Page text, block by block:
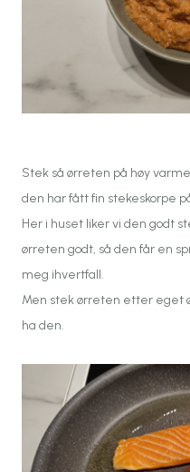
Stek så ørreten på høy
den har fått fin stekeskorpe
Her i huset liker vi den godt
ørreten godt, så den får en
meg ihvertfall.
Men stek ørreten etter eget
ha den.